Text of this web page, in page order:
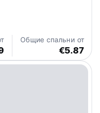
Общие спальни от
€5.87